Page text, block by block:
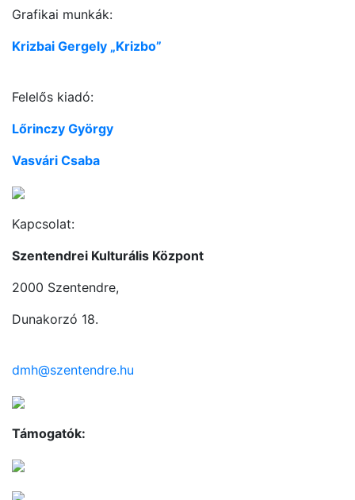
Grafikai munkák:
Krizbai Gergely „Krizbo”
Felelős kiadó:
Lőrinczy György
Vasvári Csaba
Kapcsolat:
Szentendrei Kulturális Központ
2000 Szentendre,
Dunakorzó 18.
dmh@szentendre.hu
Támogatók: